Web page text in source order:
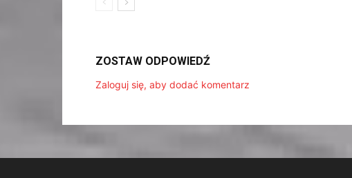
ZOSTAW ODPOWIEDŹ
Zaloguj się, aby dodać komentarz